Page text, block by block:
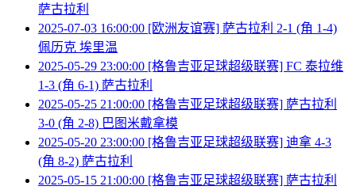
萨古拉利
2025-07-03 16:00:00 [欧洲友谊赛] 萨古拉利 2-1 (角 1-4)
佩历克 埃里温
2025-05-29 23:00:00 [格鲁吉亚足球超级联赛] FC 泰拉维
1-3 (角 6-1) 萨古拉利
2025-05-25 21:00:00 [格鲁吉亚足球超级联赛] 萨古拉利
3-0 (角 2-8) 巴图米戴拿模
2025-05-20 23:00:00 [格鲁吉亚足球超级联赛] 迪拿 4-3
(角 8-2) 萨古拉利
2025-05-15 21:00:00 [格鲁吉亚足球超级联赛] 萨古拉利